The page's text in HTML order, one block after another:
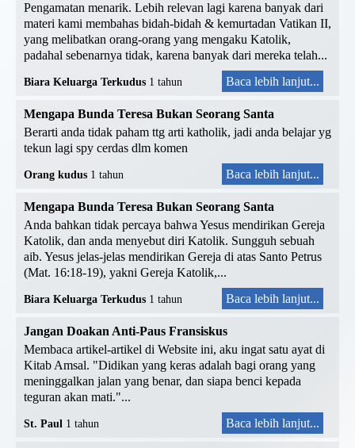
Pengamatan menarik. Lebih relevan lagi karena banyak dari
materi kami membahas bidah-bidah & kemurtadan Vatikan II,
yang melibatkan orang-orang yang mengaku Katolik,
padahal sebenarnya tidak, karena banyak dari mereka telah...
Biara Keluarga Terkudus 1 tahun Baca lebih lanjut...
Mengapa Bunda Teresa Bukan Seorang Santa
Berarti anda tidak paham ttg arti katholik, jadi anda belajar yg
tekun lagi spy cerdas dlm komen
Orang kudus 1 tahun Baca lebih lanjut...
Mengapa Bunda Teresa Bukan Seorang Santa
Anda bahkan tidak percaya bahwa Yesus mendirikan Gereja
Katolik, dan anda menyebut diri Katolik. Sungguh sebuah
aib. Yesus jelas-jelas mendirikan Gereja di atas Santo Petrus
(Mat. 16:18-19), yakni Gereja Katolik,...
Biara Keluarga Terkudus 1 tahun Baca lebih lanjut...
Jangan Doakan Anti-Paus Fransiskus
Membaca artikel-artikel di Website ini, aku ingat satu ayat di
Kitab Amsal. "Didikan yang keras adalah bagi orang yang
meninggalkan jalan yang benar, dan siapa benci kepada
teguran akan mati."...
St. Paul 1 tahun Baca lebih lanjut...